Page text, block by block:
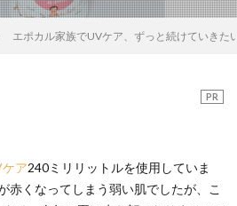
エポカル家族でUVケア、ずっと続けていきた
PR
ア240ミリリットルを使用していま
赤くなってしまう弱い肌でしたが、こ